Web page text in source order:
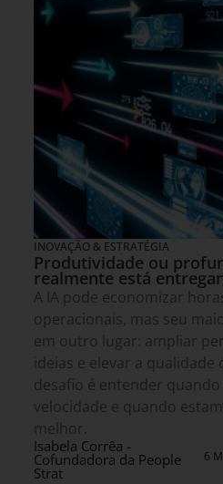
INOVAÇÃO & ESTRATÉGIA
Produtividade ou
realmente está
A IA pode economizar
operacionais, mas seu
em outro lugar: ampliar
ideias e elevar a qualidade
desafio é entender
velocidade e quando
melhor.
Isabela Corrêa -
Cofundadora da People
Strat
6